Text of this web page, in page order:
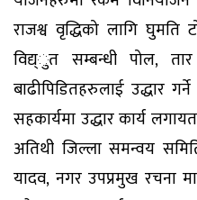
राजश्व वृद्धिको लागि घुमति
विद्य्ुत सम्बन्धी पोल,
बाढीपिडितहरुलाई उद्धार
सहकार्यमा उद्धार कार्य
अतिथी जिल्ला समन्वय
यादव, नगर उपप्रमुख रचना